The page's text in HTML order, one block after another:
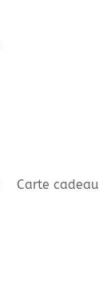
Carte cadeau